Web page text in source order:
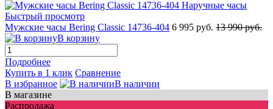
Быстрый просмотр
Мужские часы Bering Classic 14736-404 6 995 руб. 13 990 руб.
В корзину
Подробнее
Купить в 1 клик Сравнение
В избранное
В наличии
В магазине
Распродажа